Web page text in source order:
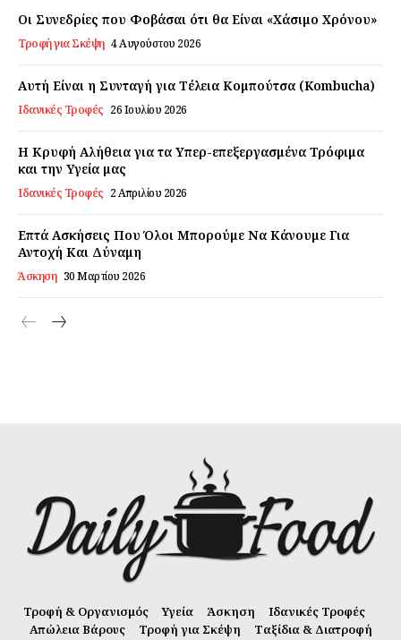
Daily Food
Σχετικά με εμάς
Αποποίηση Ευθυνών
Ο λογαριασμός μου
Επικοινωνία
Οι Συνεδρίες που Φοβάσαι ότι θα Είναι «Χάσιμο Χρόνου»
Τροφή για Σκέψη 4 Αυγούστου 2026
Αυτή Είναι η Συνταγή για Τέλεια Κομπούτσα (Kombucha)
Ιδανικές Τροφές 26 Ιουλίου 2026
Η Κρυφή Αλήθεια για τα Υπερ-επεξεργασμένα Τρόφιμα
και την Υγεία μας
Ιδανικές Τροφές 2 Απριλίου 2026
Επτά Ασκήσεις Που Όλοι Μπορούμε Να Κάνουμε Για
Αντοχή Και Δύναμη
Άσκηση 30 Μαρτίου 2026
Τροφή & Οργανισμός Υγεία Άσκηση
Ιδανικές Τροφές
Απώλεια Βάρους
Τροφή για Σκέψη Ταξίδια & Διατροφή